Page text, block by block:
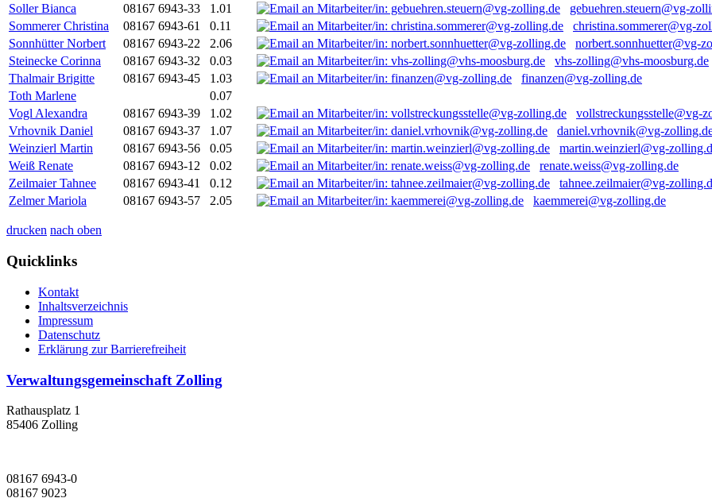
Soller Bianca
08167 6943-33 1.01
gebuehren.steuern@vg-
Sommerer Christina
08167 6943-61 0.11
christina.sommerer@vg-
Sonnhütter Norbert
08167 6943-22 2.06
norbert.sonnhuetter@vg-
Steinecke Corinna
08167 6943-32 0.03
vhs-zolling@vhs-moosburg.de
Thalmair Brigitte
08167 6943-45 1.03
finanzen@vg-zolling.de
Toth Marlene
0.07
Vogl Alexandra
08167 6943-39 1.02
vollstreckungsstelle@vg-
Vrhovnik Daniel
08167 6943-37 1.07
daniel.vrhovnik@vg-
Weinzierl Martin
08167 6943-56 0.05
martin.weinzierl@vg-
Weiß Renate
08167 6943-12 0.02
renate.weiss@vg-zolling.de
Zeilmaier Tahnee
08167 6943-41 0.12
tahnee.zeilmaier@vg-
Zelmer Mariola
08167 6943-57 2.05 kaemmerei@vg-zolling.de
drucken nach oben
Quicklinks
Kontakt
Inhaltsverzeichnis
Impressum
Datenschutz
Erklärung zur Barrierefreiheit
Verwaltungsgemeinschaft Zolling
Rathausplatz 1
85406 Zolling
08167 6943-0
08167 9023